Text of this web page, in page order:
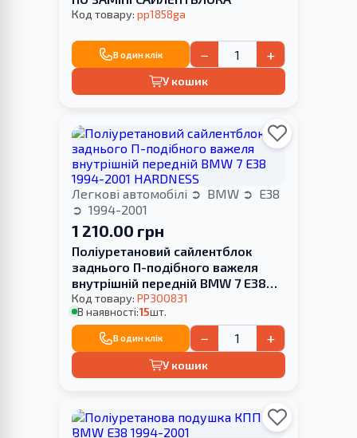
Код товару: pp1858ga
В один клік − +
У кошик
Легкові автомобілі BMW
E38
1994-2001
1 210.00 грн
Поліуретановий сайлентблок
заднього П-подібного важеля
внутрішній передній BMW 7 E38
1994-2001 HARDNESS
Код товару: PP300831
В наявності:15шт.
В один клік − +
У кошик